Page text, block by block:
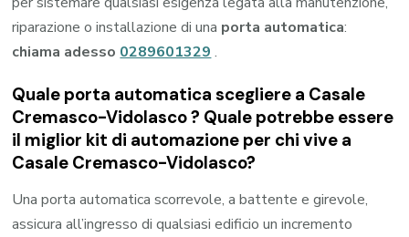
riparazione o installazione di una porta automatica:
chiama adesso0289601329.
Quale porta automatica scegliere a Casale
Cremasco-Vidolasco ? Quale potrebbe essere
il miglior kit di automazione per chi vive a
Casale Cremasco-Vidolasco?
Una porta automatica scorrevole, a battente e girevole,
assicura all’ingresso di qualsiasi edificio un incremento